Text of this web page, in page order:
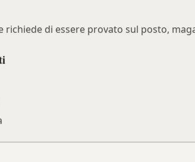
richiede di essere provato sul posto,